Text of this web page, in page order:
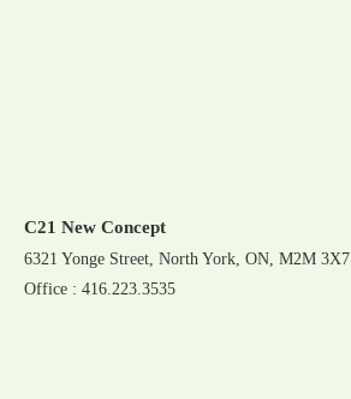
C21 New Concept
6321 Yonge Street, North York, ON, M2M 3X7
Office : 416.223.3535